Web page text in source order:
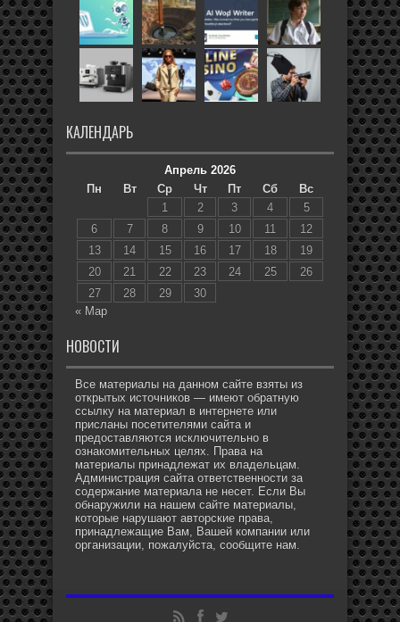
КАЛЕНДАРЬ
Апрель 2026
Пн
Вт Ср Чт Пт Сб
Вс
1
2 3 4
5
6
7 8 9 10 11
12
13
14 15 16 17 18
19
20
21 22 23 24 25
26
27
28 29
30
« Мар
НОВОСТИ
Все материалы на данном сайте взяты из
открытых источников — имеют обратную
ссылку на материал в интернете или
присланы посетителями сайта и
предоставляются исключительно в
ознакомительных целях. Права на
материалы принадлежат их владельцам.
Администрация сайта ответственности за
содержание материала не несет. Если Вы
обнаружили на нашем сайте материалы,
которые нарушают авторские права,
принадлежащие Вам, Вашей компании или
организации, пожалуйста, сообщите нам.